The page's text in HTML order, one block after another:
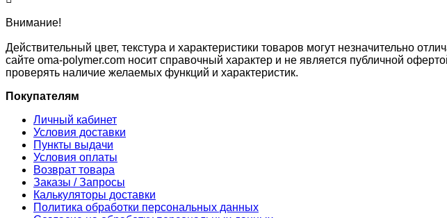
Внимание!
Действительный цвет, текстура и характеристики товаров могут незначительно
сайте oma-polymer.com носит справочный характер и не является публичной
проверять наличие желаемых функций и характеристик.
Покупателям
Личный кабинет
Условия доставки
Пункты выдачи
Условия оплаты
Возврат товара
Заказы / Запросы
Калькуляторы доставки
Политика обработки персональных данных